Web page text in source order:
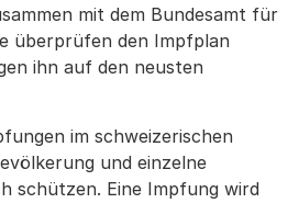
mit dem Bundesamt für
überprüfen den Impfplan
ihn auf den neusten
im schweizerischen
und einzelne
schützen. Eine Impfung wird